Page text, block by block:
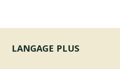
LANGAGE PLUS